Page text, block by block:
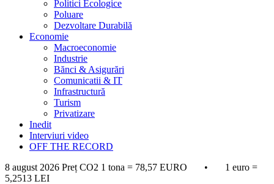
Politici Ecologice
Poluare
Dezvoltare Durabilă
Economie
Macroeconomie
Industrie
Bănci & Asigurări
Comunicatii & IT
Infrastructură
Turism
Privatizare
Inedit
Interviuri video
OFF THE RECORD
8 august 2026 Preț CO2 1 tona = 78,57 EURO • 1 euro =
5,2513 LEI